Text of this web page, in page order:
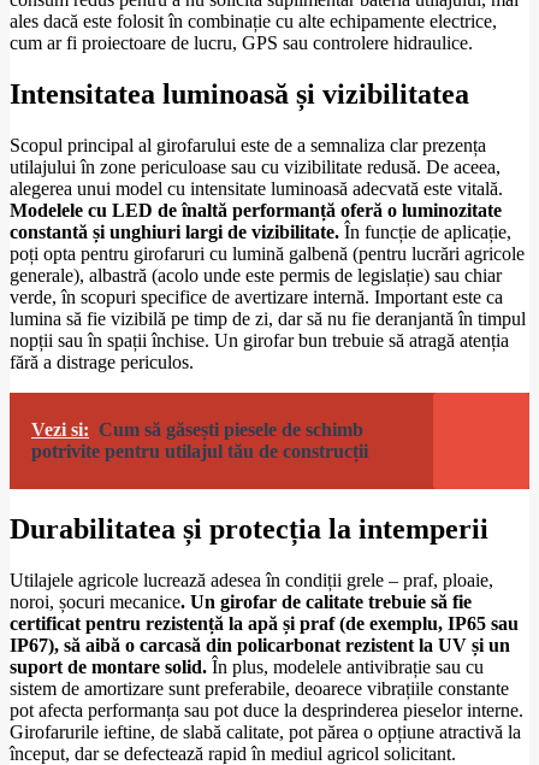
ales dacă este folosit în combinație cu alte echipamente electrice,
cum ar fi proiectoare de lucru, GPS sau controlere hidraulice.
Intensitatea luminoasă și vizibilitatea
Scopul principal al girofarului este de a semnaliza clar prezența
utilajului în zone periculoase sau cu vizibilitate redusă. De aceea,
alegerea unui model cu intensitate luminoasă adecvată este vitală.
Modelele cu LED de înaltă performanță oferă o luminozitate
constantă și unghiuri largi de vizibilitate. În funcție de aplicație,
poți opta pentru girofaruri cu lumină galbenă (pentru lucrări agricole
generale), albastră (acolo unde este permis de legislație) sau chiar
verde, în scopuri specifice de avertizare internă. Important este ca
lumina să fie vizibilă pe timp de zi, dar să nu fie deranjantă în timpul
nopții sau în spații închise. Un girofar bun trebuie să atragă atenția
fără a distrage periculos.
Vezi si: Cum să găsești piesele de schimb
potrivite pentru utilajul tău de construcții
Durabilitatea și protecția la intemperii
Utilajele agricole lucrează adesea în condiții grele – praf, ploaie,
noroi, șocuri mecanice. Un girofar de calitate trebuie să fie
certificat pentru rezistență la apă și praf (de exemplu, IP65 sau
IP67), să aibă o carcasă din policarbonat rezistent la UV și un
suport de montare solid. În plus, modelele antivibrație sau cu
sistem de amortizare sunt preferabile, deoarece vibrațiile constante
pot afecta performanța sau pot duce la desprinderea pieselor interne.
Girofarurile ieftine, de slabă calitate, pot părea o opțiune atractivă la
început, dar se defectează rapid în mediul agricol solicitant.